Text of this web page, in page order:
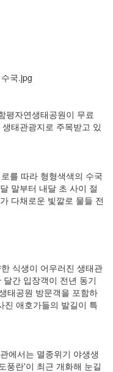
평자연생태공원이 무료
태관광지로 주목받고 있
를 따라 형형색색의 수국
말부터 내달 초 사이 절
다채로운 빛깔로 물들 전
식생이 어우러진 생태관
간 입장객이 전년 동기
태공원 방문객을 포함하
진 애호가들의 발길이 특
에서는 멸종위기 야생생
풍란'이 최근 개화해 눈길